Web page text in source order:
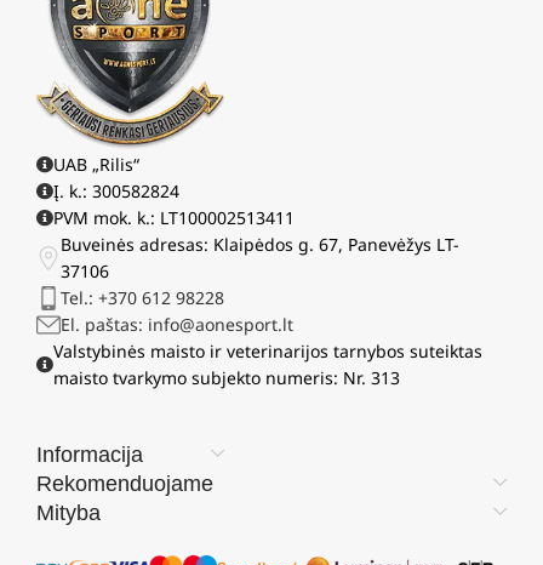
UAB „Rilis“
Į. k.: 300582824
PVM mok. k.: LT100002513411
Buveinės adresas: Klaipėdos g. 67, Panevėžys LT-
37106
Tel.: +370 612 98228
El. paštas: info@aonesport.lt
Valstybinės maisto ir veterinarijos tarnybos suteiktas
maisto tvarkymo subjekto numeris: Nr. 313
Informacija
Rekomenduojame
Mityba